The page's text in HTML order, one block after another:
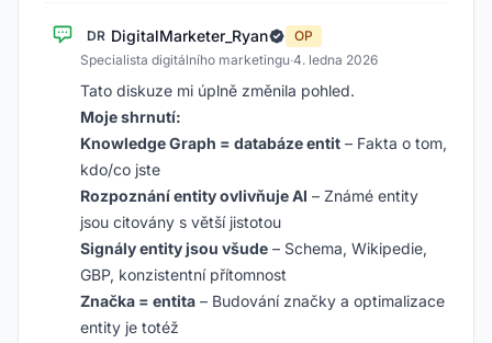
DR DigitalMarketer_Ryan
OP
Specialista digitálního marketingu·4. ledna 2026
Tato diskuze mi úplně změnila pohled.
Moje shrnutí:
Knowledge Graph = databáze entit – Fakta o tom,
kdo/co jste
Rozpoznání entity ovlivňuje AI – Známé entity
jsou citovány s větší jistotou
Signály entity jsou všude – Schema, Wikipedie,
GBP, konzistentní přítomnost
Značka = entita – Budování značky a optimalizace
entity je totéž